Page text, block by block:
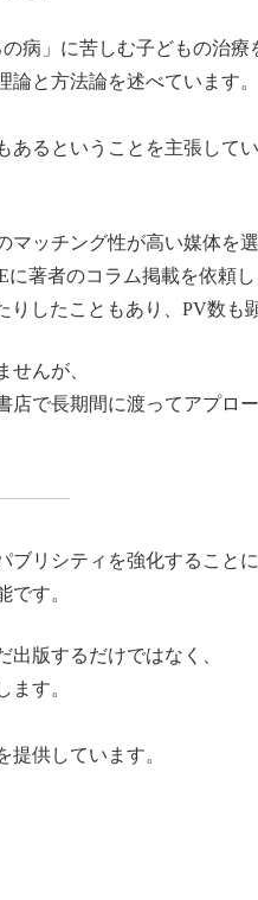
病」に苦しむ子どもの治療
論と方法論を述べています。
るということを主張してい
ッチング性が高い媒体を選
著者のコラム掲載を依頼し
したこともあり、PV数も
んが、
で長期間に渡ってアプロ
リシティを強化することに
す。
版するだけではなく、
ます。
供しています。